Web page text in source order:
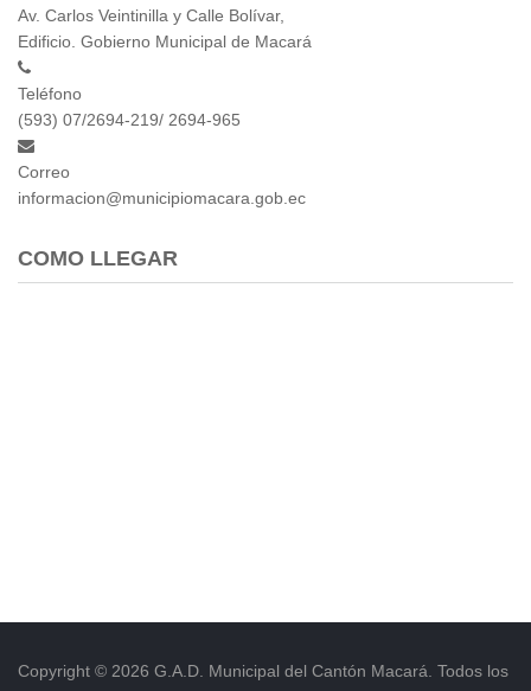
Av. Carlos Veintinilla y Calle Bolívar,
Edificio. Gobierno Municipal de Macará
Teléfono
(593) 07/2694-219/ 2694-965
Correo
informacion@municipiomacara.gob.ec
COMO LLEGAR
Copyright © 2026 G.A.D. Municipal del Cantón Macará. Todos los